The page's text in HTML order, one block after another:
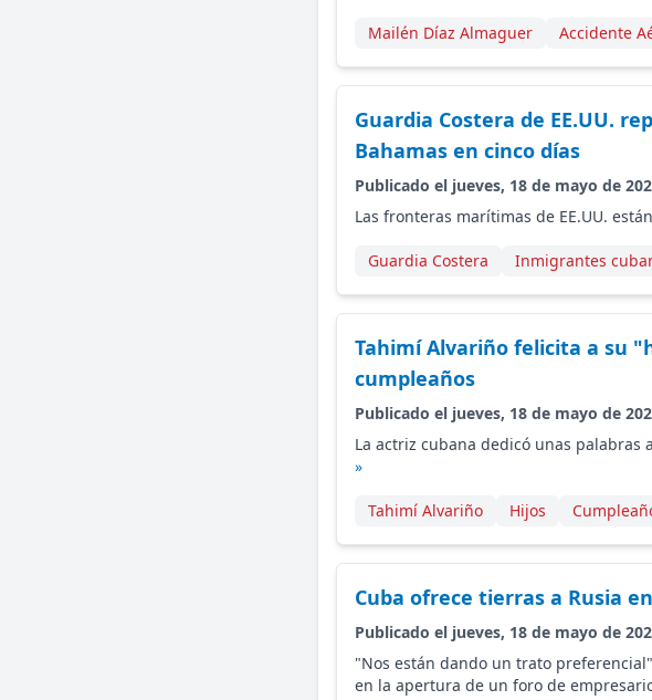
Mailén Díaz Almaguer Accidente
Guardia Costera de EE.UU.
Bahamas en cinco días
Publicado el jueves, 18 de mayo de
Las fronteras marítimas de EE.UU.
Guardia Costera Inmigrantes
Tahimí Alvariño felicita a su
cumpleaños
Publicado el jueves, 18 de mayo de
La actriz cubana dedicó unas palabras
»
Tahimí Alvariño Hijos
Cuba ofrece tierras a Rusia
Publicado el jueves, 18 de mayo de
"Nos están dando un trato
en la apertura de un foro de